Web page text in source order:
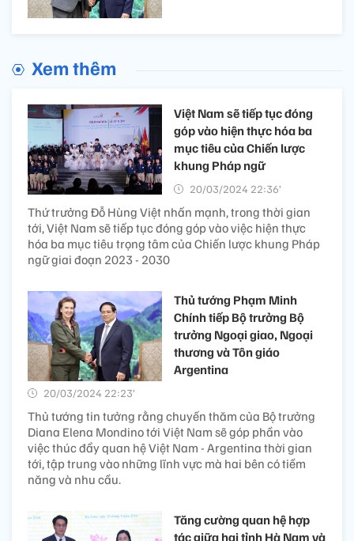
Xem thêm
Việt Nam sẽ tiếp tục đóng
góp vào hiện thực hóa ba
mục tiêu của Chiến lược
khung Pháp ngữ
20/03/2024 22:36’
Thứ trưởng Đỗ Hùng Việt nhấn mạnh, trong thời gian
tới, Việt Nam sẽ tiếp tục đóng góp vào việc hiện thực
hóa ba mục tiêu trọng tâm của Chiến lược khung Pháp
ngữ giai đoạn 2023 - 2030
Thủ tướng Phạm Minh
Chính tiếp Bộ trưởng Bộ
trưởng Ngoại giao, Ngoại
thương và Tôn giáo
Argentina
20/03/2024 22:23’
Thủ tướng tin tưởng rằng chuyến thăm của Bộ trưởng
Diana Elena Mondino tới Việt Nam sẽ góp phần vào
việc thúc đẩy quan hệ Việt Nam - Argentina thời gian
tới, tập trung vào những lĩnh vực mà hai bên có tiềm
năng và nhu cầu.
Tăng cường quan hệ hợp
tác giữa hai tỉnh Hà Nam và